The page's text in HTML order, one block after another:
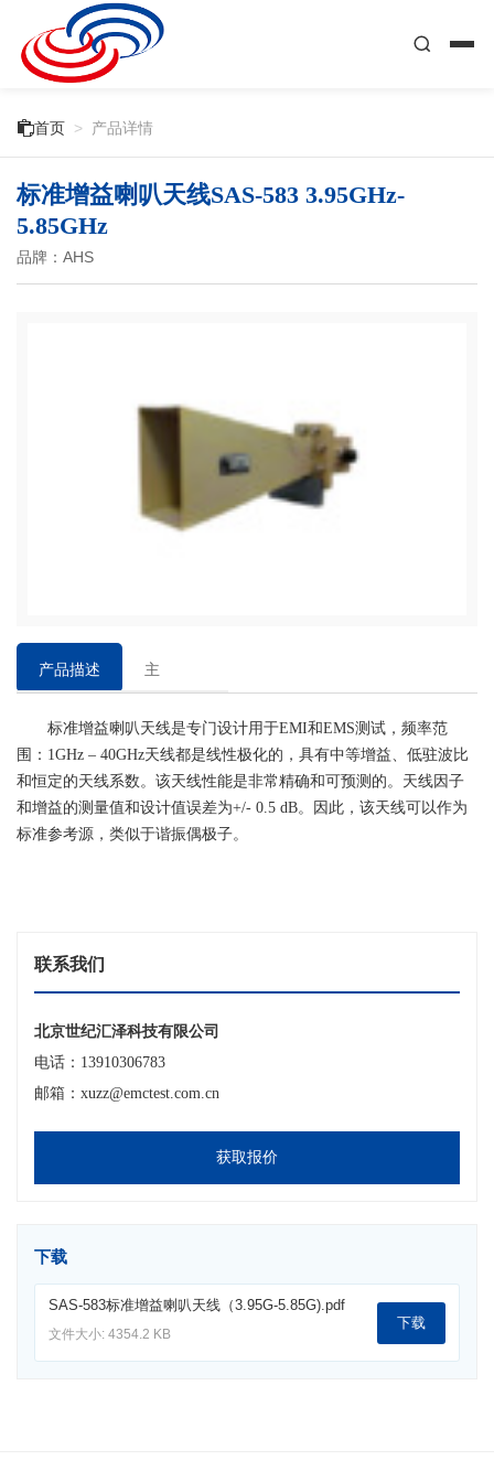
首页 > 产品详情
标准增益喇叭天线SAS-583 3.95GHz-
5.85GHz
品牌：AHS
产品描述
主
特
点
标准增益喇叭天线是专门设计用于EMI和EMS测试，频率范
围：1GHz – 40GHz天线都是线性极化的，具有中等增益、低驻波比
和恒定的天线系数。该天线性能是非常精确和可预测的。天线因子
和增益的测量值和设计值误差为+/- 0.5 dB。因此，该天线可以作为
标准参考源，类似于谐振偶极子。
联系我们
北京世纪汇泽科技有限公司
电话：13910306783
邮箱：xuzz@emctest.com.cn
获取报价
下载
SAS-583标准增益喇叭天线（3.95G-5.85G).pdf
文件大小: 4354.2 KB
下载